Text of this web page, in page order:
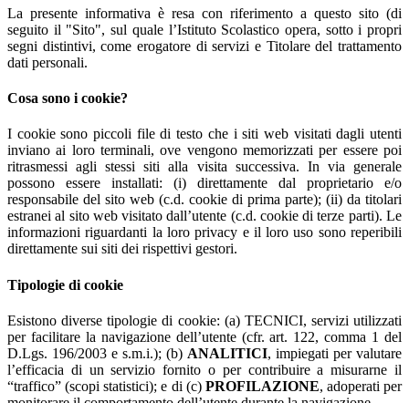
La presente informativa è resa con riferimento a questo sito (di
seguito il "Sito", sul quale l’Istituto Scolastico opera, sotto i propri
segni distintivi, come erogatore di servizi e Titolare del trattamento
dati personali.
Cosa sono i cookie?
I cookie sono piccoli file di testo che i siti web visitati dagli utenti
inviano ai loro terminali, ove vengono memorizzati per essere poi
ritrasmessi agli stessi siti alla visita successiva. In via generale
possono essere installati: (i) direttamente dal proprietario e/o
responsabile del sito web (c.d. cookie di prima parte); (ii) da titolari
estranei al sito web visitato dall’utente (c.d. cookie di terze parti). Le
informazioni riguardanti la loro privacy e il loro uso sono reperibili
direttamente sui siti dei rispettivi gestori.
Tipologie di cookie
Esistono diverse tipologie di cookie: (a) TECNICI, servizi utilizzati
per facilitare la navigazione dell’utente (cfr. art. 122, comma 1 del
D.Lgs. 196/2003 e s.m.i.); (b) ANALITICI, impiegati per valutare
l’efficacia di un servizio fornito o per contribuire a misurarne il
“traffico” (scopi statistici); e di (c) PROFILAZIONE, adoperati per